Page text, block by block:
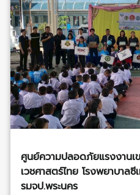
ศูนย์ความปลอดภัยแรงงาน
เวชศาสตร์ไทย โรงพยาบาล
รมจป.พระนคร